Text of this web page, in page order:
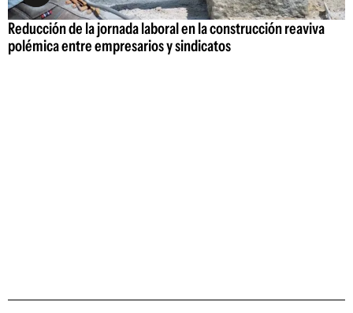
Reducción de la jornada laboral en la construcción reaviva
polémica entre empresarios y sindicatos